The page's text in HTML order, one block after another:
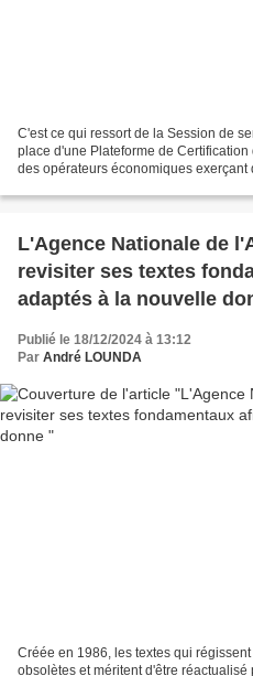
C'est ce qui ressort de la Session de
place d'une Plateforme de
des opérateurs économiques exerçant
L'Agence Nationale de
revisiter ses textes
adaptés à la nouvelle
Publié le 18/12/2024 à 13:12
Par André LOUNDA
Créée en 1986, les textes qui
obsolètes et méritent d'être